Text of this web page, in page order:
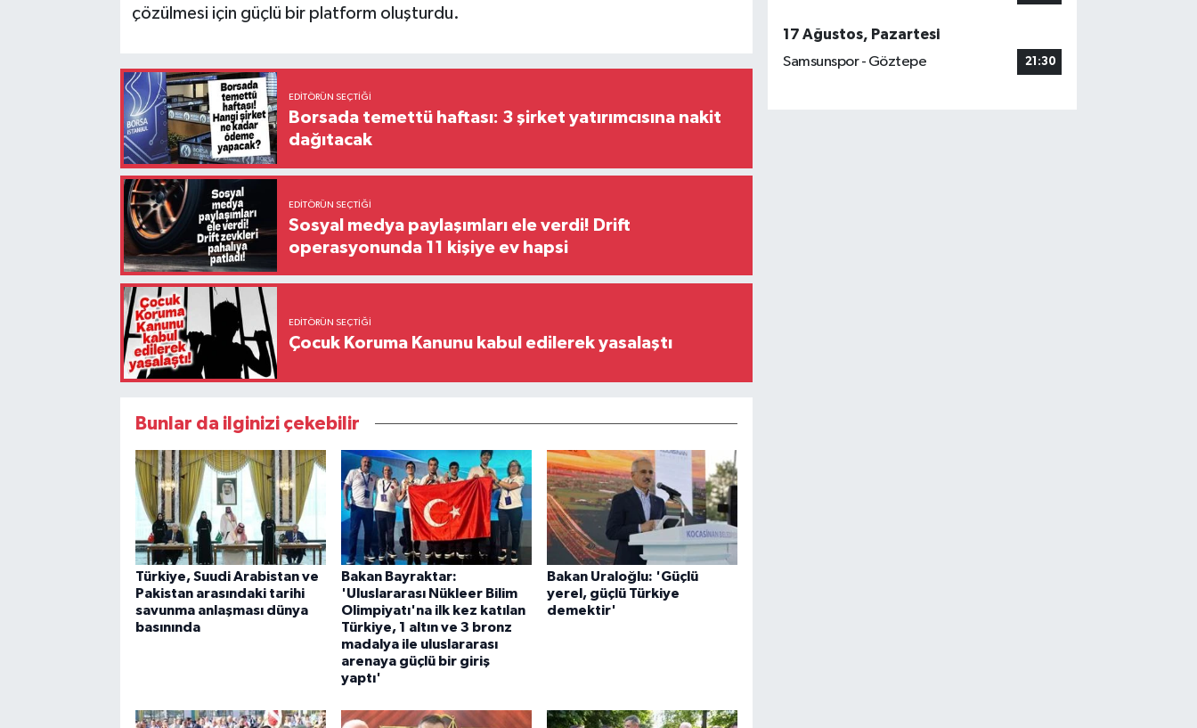
çözülmesi için güçlü bir platform oluşturdu.
EDITÖRÜN SEÇTIĞI
Borsada temettü haftası: 3 şirket yatırımcısına nakit
dağıtacak
EDITÖRÜN SEÇTIĞI
Sosyal medya paylaşımları ele verdi! Drift
operasyonunda 11 kişiye ev hapsi
EDITÖRÜN SEÇTIĞI
Çocuk Koruma Kanunu kabul edilerek yasalaştı
Bunlar da ilginizi çekebilir
Türkiye, Suudi Arabistan ve
Pakistan arasındaki tarihi
savunma anlaşması dünya
basınında
Bakan Bayraktar:
'Uluslararası Nükleer Bilim
Olimpiyatı'na ilk kez katılan
Türkiye, 1 altın ve 3 bronz
madalya ile uluslararası
arenaya güçlü bir giriş
yaptı'
Bakan Uraloğlu: 'Güçlü
yerel, güçlü Türkiye
demektir'
17 Ağustos, Pazartesi
Samsunspor - Göztepe
21:30